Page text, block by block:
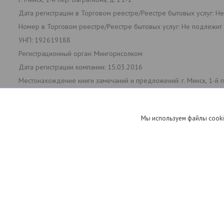
Дата регистрации в Торговом реестре/Реестре бытовых услуг:
Номер в Торговом реестре/Реестре бытовых услуг: Не подлежит
УНП: 192619188
Регистрационный орган: Мингорисолком
Дата регистрации компании: 15.03.2016
Местонахождение книги замечаний и предложений: г. Минск, 1-й
Мы используем файлы